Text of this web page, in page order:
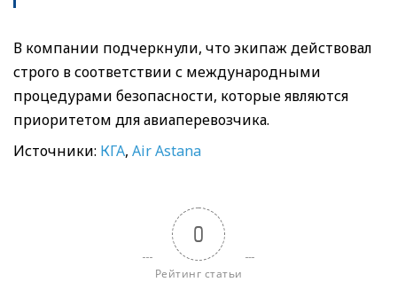
В компании подчеркнули, что экипаж действовал
строго в соответствии с международными
процедурами безопасности, которые являются
приоритетом для авиаперевозчика.
Источники: КГА, Air Astana
0
Рейтинг статьи